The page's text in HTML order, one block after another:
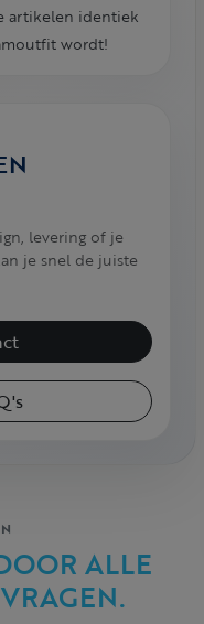
artikelen identiek
wordt!
levering of je
je snel de juiste
ALLE